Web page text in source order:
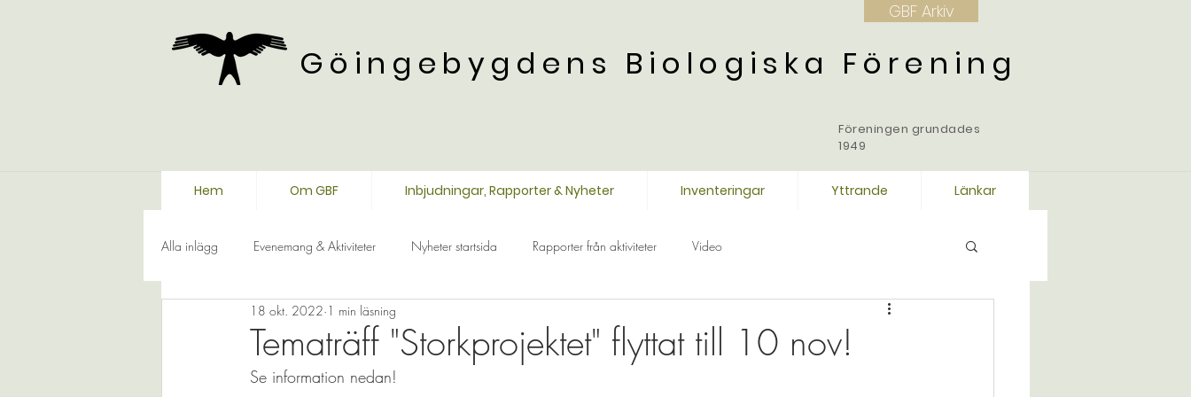
GBF Arkiv
Göingebygdens Biologiska Förening
Föreningen grundades
1949
Hem Om GBF Inbjudningar, Rapporter & Nyheter Inventeringar Yttrande Länkar
Alla inlägg Evenemang & Aktiviteter Nyheter startsida Rapporter från aktiviteter Video
Tematräff "Storkprojektet" flyttat till 10 nov!
18 okt. 2022 1 min läsning
Se information nedan!